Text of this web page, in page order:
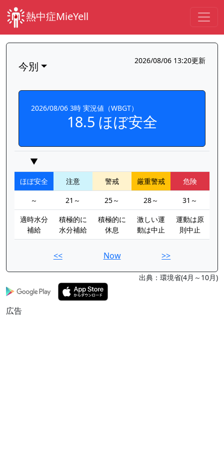
熱中症MieYell
今別 2026/08/06 13:20更新
2026/08/06 3時 実況値（WBGT）
18.5 ほぼ安全
▼
ほぼ安全 注意 警戒 厳重警戒
危険
～
21～ 25～ 28～
31～
適時水分
補給
積極的に
水分補給
積極的に
休息
激しい運
動は中止
運動は原
則中止
<< Now >>
出典：環境省(4月～10月)
広告